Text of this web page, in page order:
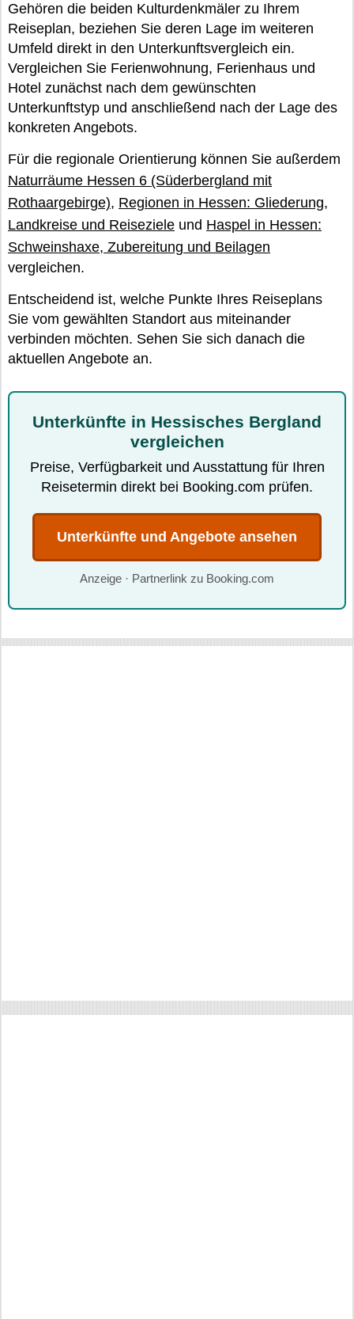
Gehören die beiden Kulturdenkmäler zu Ihrem
Reiseplan, beziehen Sie deren Lage im weiteren
Umfeld direkt in den Unterkunftsvergleich ein.
Vergleichen Sie Ferienwohnung, Ferienhaus und
Hotel zunächst nach dem gewünschten
Unterkunftstyp und anschließend nach der Lage des
konkreten Angebots.
Für die regionale Orientierung können Sie außerdem
Naturräume Hessen 6 (Süderbergland mit
Rothaargebirge), Regionen in Hessen: Gliederung,
Landkreise und Reiseziele und Haspel in Hessen:
Schweinshaxe, Zubereitung und Beilagen
vergleichen.
Entscheidend ist, welche Punkte Ihres Reiseplans
Sie vom gewählten Standort aus miteinander
verbinden möchten. Sehen Sie sich danach die
aktuellen Angebote an.
Unterkünfte in Hessisches Bergland
vergleichen
Preise, Verfügbarkeit und Ausstattung für Ihren
Reisetermin direkt bei Booking.com prüfen.
Unterkünfte und Angebote ansehen
Anzeige · Partnerlink zu Booking.com